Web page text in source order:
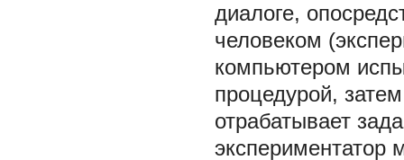
диалоге,
человеком
компьютером
процедурой,
отрабатывает
экспериментатор